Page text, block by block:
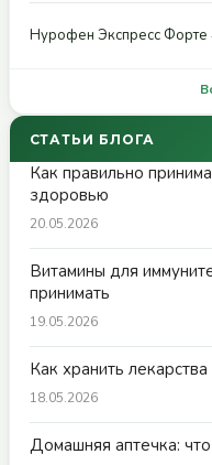
Нурофен Экспресс
СТАТЬИ БЛОГА
Как правильно
здоровью
20.05.2026
Витамины для
принимать
19.05.2026
Как хранить
18.05.2026
Домашняя аптечка: